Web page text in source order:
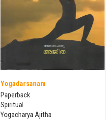
Yogadarsanam
Paperback
Spiritual
Yogacharya Ajitha